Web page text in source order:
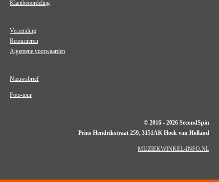
Klantbeoordeling
Verzending
Retourneren
Algemene voorwaarden
Nieuwsbrief
Foto-tour
© 2016 - 2026 SecondSpin
Prins Hendrikstraat 259, 3151AK Hoek van Holland
MUZIEKWINKEL-INFO.NL